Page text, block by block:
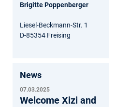
Brigitte Poppenberger
Liesel-Beckmann-Str. 1
D-85354 Freising
News
07.03.2025
Welcome Xizi and